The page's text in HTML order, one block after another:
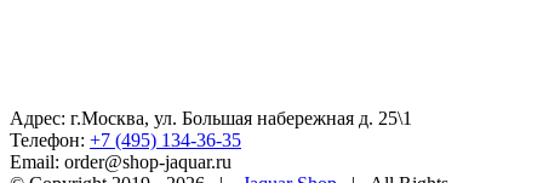
Адрес: г.Москва, ул. Большая набережная д. 25\1
Телефон: +7 (495) 134-36-35
Email: order@shop-jaquar.ru